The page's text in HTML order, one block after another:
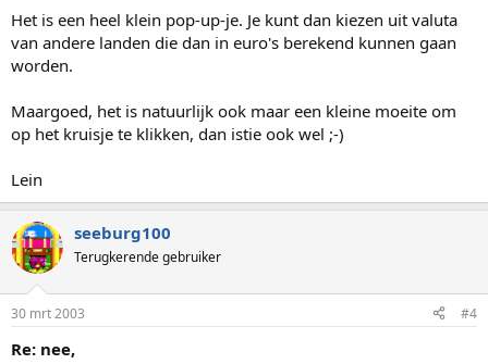
Het is een heel klein pop-up-je. Je kunt dan kiezen uit valuta
van andere landen die dan in euro's berekend kunnen gaan
worden.
Maargoed, het is natuurlijk ook maar een kleine moeite om
op het kruisje te klikken, dan istie ook wel ;-)
Lein
seeburg100
Terugkerende gebruiker
30 mrt 2003 #4
Re: nee,